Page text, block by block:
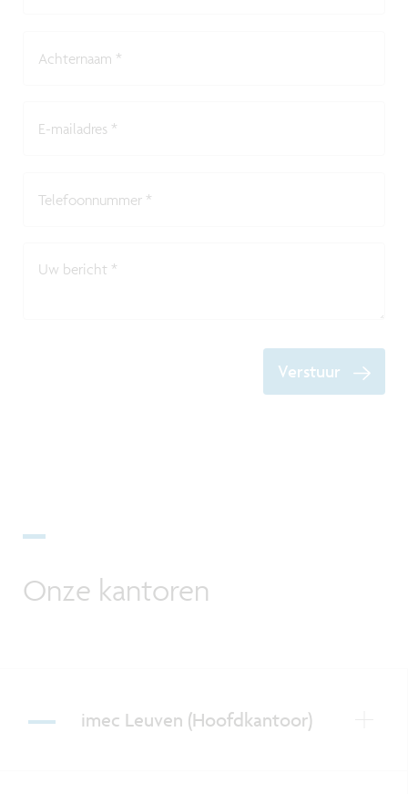
Achternaam *
E-mailadres *
Telefoonnummer *
Uw bericht *
Verstuur
Onze kantoren
imec Leuven (Hoofdkantoor)